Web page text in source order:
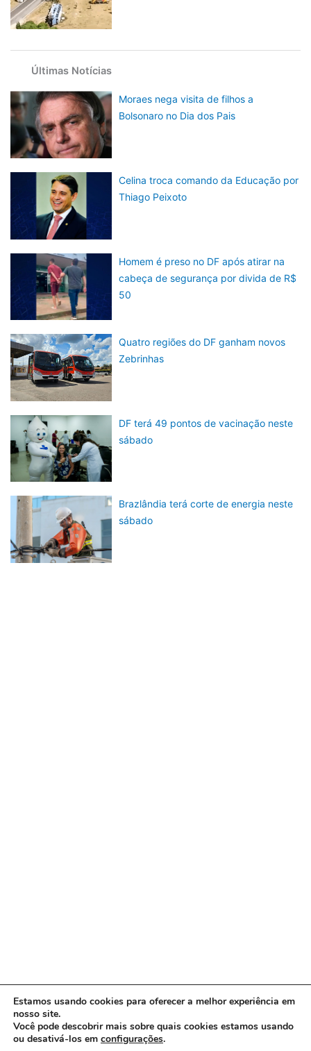
Últimas Notícias
Moraes nega visita de filhos a
Bolsonaro no Dia dos Pais
Celina troca comando da Educação por
Thiago Peixoto
Homem é preso no DF após atirar na
cabeça de segurança por divida de R$
50
Quatro regiões do DF ganham novos
Zebrinhas
DF terá 49 pontos de vacinação neste
sábado
Brazlândia terá corte de energia neste
sábado
Copyright © 2026 www.ACORDA DF
Estamos usando cookies para oferecer a melhor experiência em
nosso site.
Você pode descobrir mais sobre quais cookies estamos usando
ou desativá-los em configurações.